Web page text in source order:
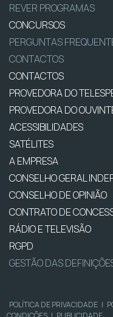
REVER PROGRAMAS
CONCURSOS
PERGUNTAS
CONTACTOS
CONTACTOS
PROVEDORA DO
PROVEDORA DO
ACESSIBILIDADES
SATÉLITES
A EMPRESA
CONSELHO GERAL
CONSELHO DE OPINIÃO
CONTRATO DE
RÁDIO E TELEVISÃO
RGPD
GESTÃO DAS
POLÍTICA DE PRIVACIDADE |